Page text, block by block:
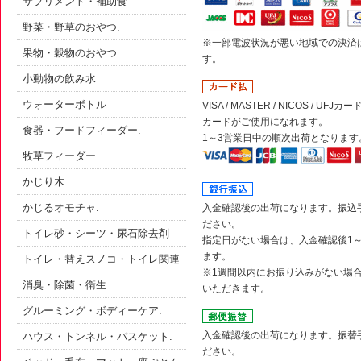
※一部電波状況が悪い地域での決済
す。
VISA / MASTER / NICOS / UFJカー
カードがご使用になれます。
1～3営業日中の順次出荷となります
入金確認後の出荷になります。振
ださい。
指定日がない場合は、入金確認後1
ます。
※1週間以内にお振り込みがない場
いただきます。
入金確認後の出荷になります。振
ださい。
野菜・野草のおやつ.
果物・穀物のおやつ.
小動物の飲み水
ウォーターボトル
食器・フードフィーダー.
牧草フィーダー
かじり木.
かじるオモチャ.
トイレ砂・シーツ・尿石除去剤
トイレ・替えスノコ・トイレ関連
消臭・除菌・衛生
グルーミング・ボディーケア.
ハウス・トンネル・バスケット.